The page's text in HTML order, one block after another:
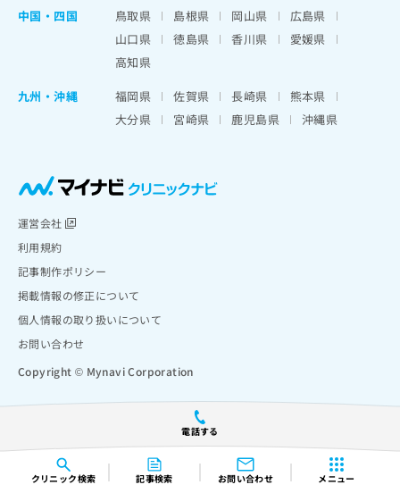
クリニック検索 記事検索 お問い合わせ メニュー
電話する
中国・四国
鳥取県 島根県 岡山県
広島県
山口県
徳島県 香川県
愛媛県
高知県
九州・沖縄
福岡県 佐賀県 長崎県
熊本県
大分県
宮崎県 鹿児島県 沖縄県
運営会社
利用規約
記事制作ポリシー
掲載情報の修正について
個人情報の取り扱いについて
お問い合わせ
Copyright © Mynavi Corporation